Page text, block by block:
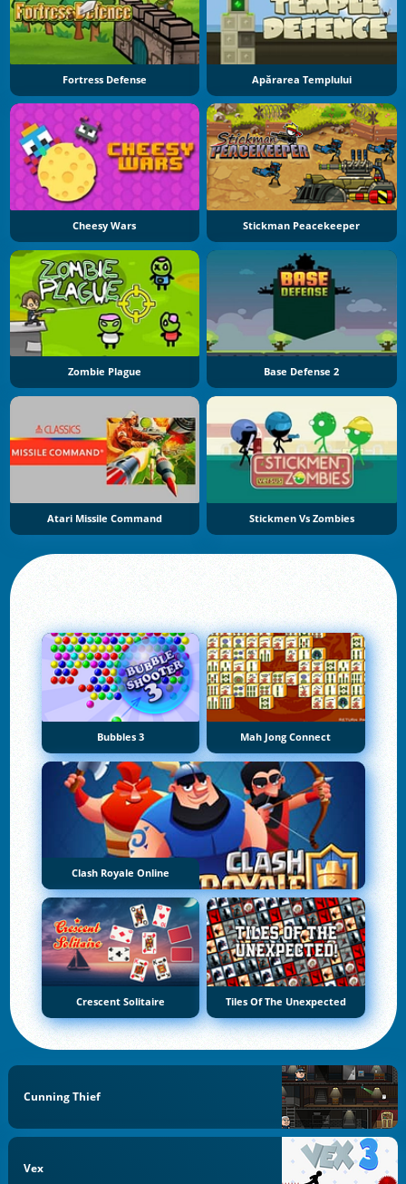
Fortress Defense Apărarea Templului
Cheesy Wars Stickman Peacekeeper
Zombie Plague Base Defense 2
Atari Missile Command Stickmen Vs Zombies
Bubbles 3 Mah Jong Connect
Clash Royale Online
Crescent Solitaire Tiles Of The Unexpected
Cunning Thief
Vex